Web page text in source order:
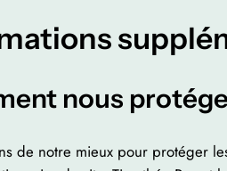
nous
de notre mieux pour protéger